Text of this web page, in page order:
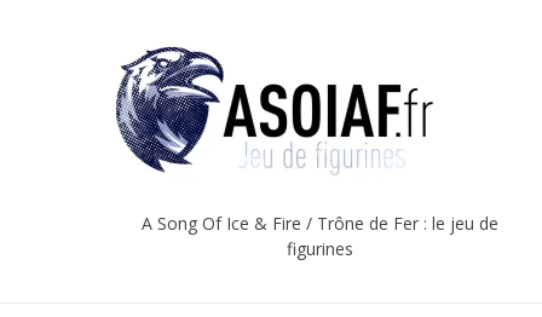
A Song Of Ice & Fire / Trône de Fer : le jeu de
figurines